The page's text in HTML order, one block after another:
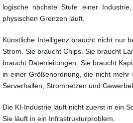
logische nächste Stufe einer
physischen Grenzen läuft.
Künstliche Intelligenz braucht nicht nur
Strom. Sie braucht Chips. Sie braucht
braucht Datenleitungen. Sie braucht
in einer Größenordnung, die nicht mehr
Serverhallen, Stromnetzen und
Die KI-Industrie läuft nicht zuerst in ein
Sie läuft in ein Infrastrukturproblem.